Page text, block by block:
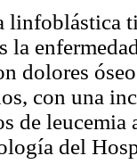
linfoblástica
la
dolores
con una
de
del